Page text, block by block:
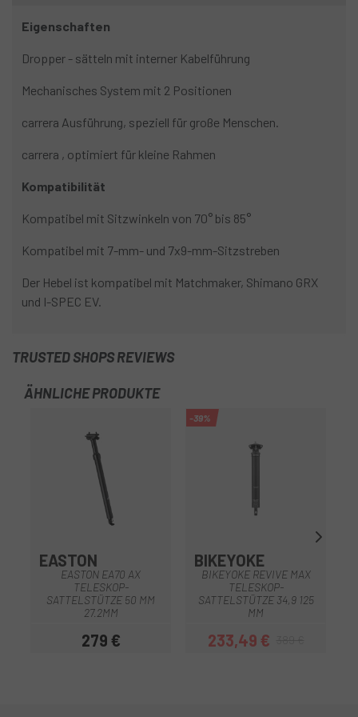
Eigenschaften
Dropper - sätteln mit interner Kabelführung
Mechanisches System mit 2 Positionen
carrera Ausführung, speziell für große Menschen.
carrera , optimiert für kleine Rahmen
Kompatibilität
Kompatibel mit Sitzwinkeln von 70° bis 85°
Kompatibel mit 7-mm- und 7x9-mm-Sitzstreben
Der Hebel ist kompatibel mit Matchmaker, Shimano GRX
und I-SPEC EV.
TRUSTED SHOPS REVIEWS
ÄHNLICHE PRODUKTE
EASTON
EASTON EA70 AX
TELESKOP-
SATTELSTÜTZE 50 MM
27.2MM
Preis
279 €
-39%
BIKEYOKE
BIKEYOKE REVIVE MAX
TELESKOP-
SATTELSTÜTZE 34,9 125
MM
Preis
233,49 €Regulärer Preis